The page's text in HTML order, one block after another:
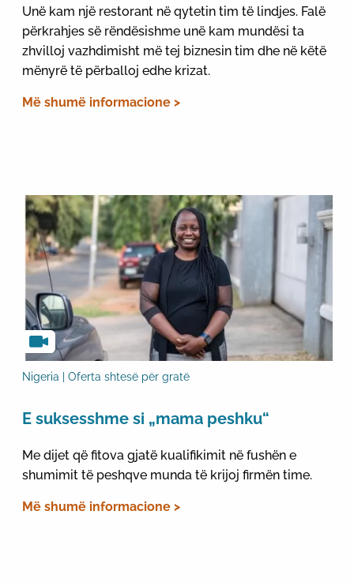
Unë kam një restorant në qytetin tim të lindjes. Falë
përkrahjes së rëndësishme unë kam mundësi ta
zhvilloj vazhdimisht më tej biznesin tim dhe në këtë
mënyrë të përballoj edhe krizat.
Më shumë informacione >
Nigeria | Oferta shtesë për gratë
E suksesshme si „mama peshku“
Me dijet që fitova gjatë kualifikimit në fushën e
shumimit të peshqve munda të krijoj firmën time.
Më shumë informacione >